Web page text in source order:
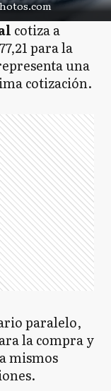
cotiza a
para la
una
cotización.
paralelo,
la compra y
mismos